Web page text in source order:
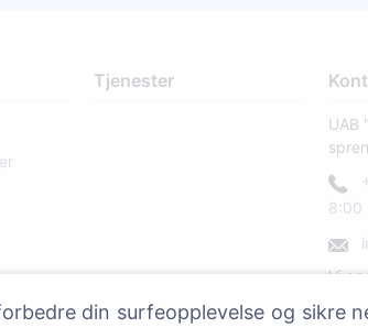
Tjenester
UAB
8:00
Vi
din surfeopplevelse og sikre